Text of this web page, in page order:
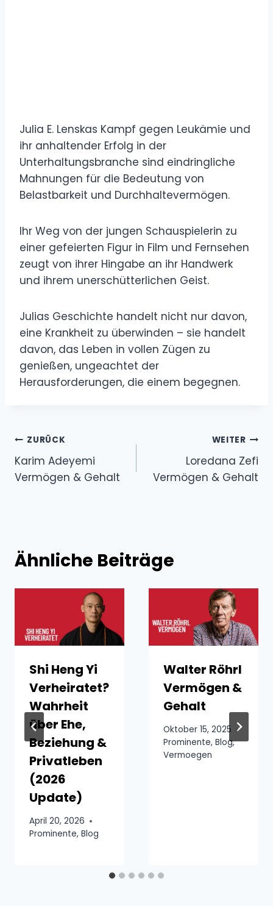
Julia E. Lenskas Kampf gegen Leukämie und
ihr anhaltender Erfolg in der
Unterhaltungsbranche sind eindringliche
Mahnungen für die Bedeutung von
Belastbarkeit und Durchhaltevermögen.
Ihr Weg von der jungen Schauspielerin zu
einer gefeierten Figur in Film und Fernsehen
zeugt von ihrer Hingabe an ihr Handwerk
und ihrem unerschütterlichen Geist.
Julias Geschichte handelt nicht nur davon,
eine Krankheit zu überwinden – sie handelt
davon, das Leben in vollen Zügen zu
genießen, ungeachtet der
Herausforderungen, die einem begegnen.
Beitragsnavigation
ZURÜCK
Karim Adeyemi
Vermögen & Gehalt
WEITER
Loredana Zefi
Vermögen & Gehalt
Ähnliche Beiträge
Shi Heng Yi
Verheiratet?
Wahrheit
über Ehe,
Beziehung &
Privatleben
(2026
Update)
April 20, 2026
Prominente, Blog
Walter Röhrl
Vermögen &
Gehalt
Oktober 15, 2025
Prominente, Blog,
Vermoegen